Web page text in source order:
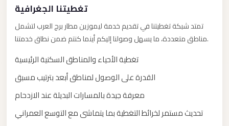
تغطيتنا الجغرافية
تمتد شبكة تغطيتنا في تقديم خدمة ليموزين مطار برج العرب لتشمل
مناطق متعددة، ما يسهل وصولنا إليكم أينما كنتم ضمن نطاق خدمتنا.
تغطية الأحياء والمناطق السكنية الرئيسية
القدرة على الوصول لمناطق أبعد بترتيب مسبق
معرفة جيدة بالمسارات البديلة عند الازدحام
تحديث مستمر لخرائط التغطية بما يتماشى مع التوسع العمراني
Said
Limousine
Service
Port
Said
Limousine
October